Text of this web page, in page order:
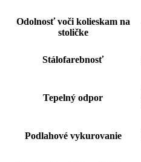
Odolnosť voči kolieskam na
stoličke
Stálofarebnosť
Tepelný odpor
Podlahové vykurovanie